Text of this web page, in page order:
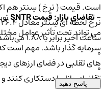
- تقاضای بازار:قیمت SNTR
می تواند تحت تأثیر عوامل
سرمایه گذار باشد. مهم است که
های تقلبی در فضای ارزهای
تقاضای بازار را دستکاری کنند
ساعت اخیر برابر با 1.88 می‌باشد.
پاسخ دهید